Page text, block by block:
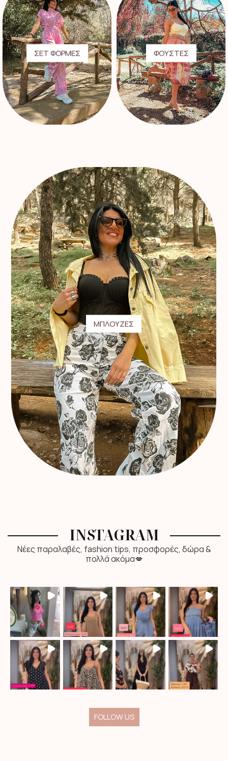
ΣΕΤ ΦΟΡΜΕΣ ΦΟΥΣΤΕΣ
ΜΠΛΟΥΖΕΣ
INSTAGRAM
Νέες παραλαβές, fashion tips, προσφορές, δώρα &
πολλά ακόμα💋
FOLLOW US